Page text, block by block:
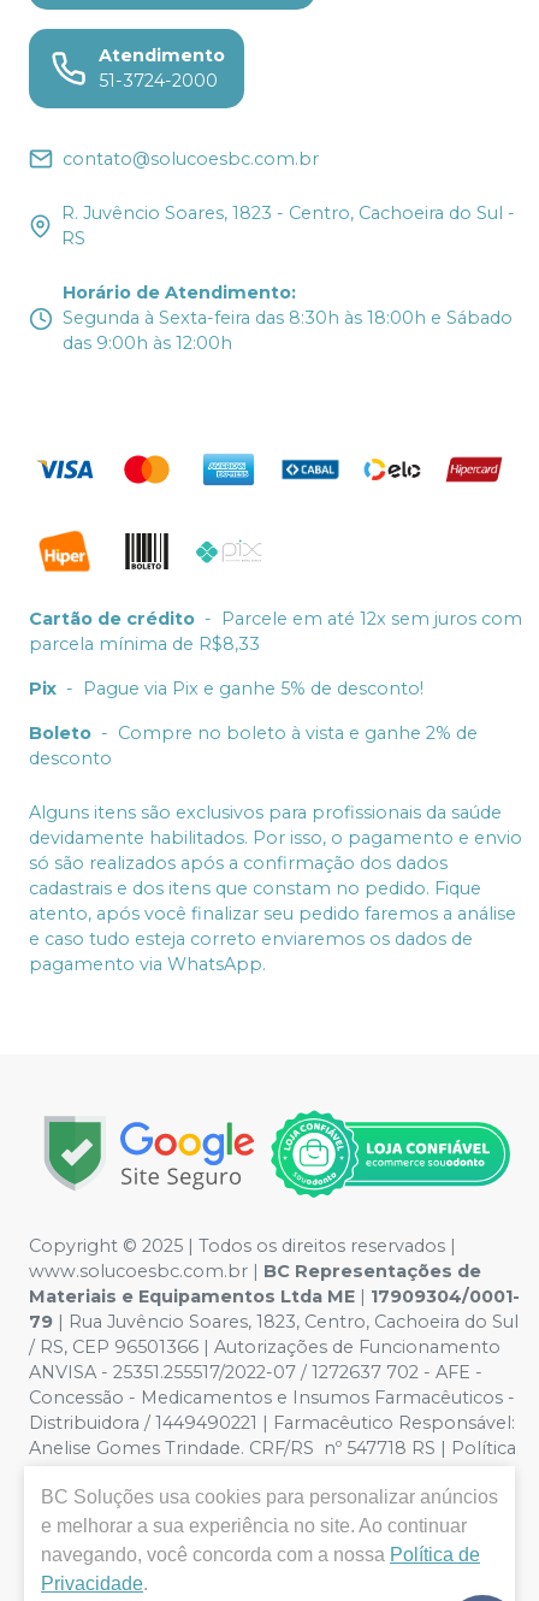
Atendimento
51-3724-2000
contato@solucoesbc.com.br
R. Juvêncio Soares, 1823 - Centro, Cachoeira do Sul -
RS
Horário de Atendimento:
Segunda à Sexta-feira das 8:30h às 18:00h e Sábado
das 9:00h às 12:00h
Cartão de crédito -
Parcele em até 12x sem juros com
parcela mínima de R$8,33
Pix - Pague via Pix e ganhe 5% de desconto!
Boleto - Compre no boleto à vista e ganhe 2% de
desconto
Alguns itens são exclusivos para profissionais da saúde
devidamente habilitados. Por isso, o pagamento e envio
só são realizados após a confirmação dos dados
cadastrais e dos itens que constam no pedido. Fique
atento, após você finalizar seu pedido faremos a análise
e caso tudo esteja correto enviaremos os dados de
pagamento via WhatsApp.
Copyright © 2025 | Todos os direitos reservados |
www.solucoesbc.com.br | BC Representações de
Materiais e Equipamentos Ltda ME | 17909304/0001-
79 | Rua Juvêncio Soares, 1823, Centro, Cachoeira do Sul
/ RS, CEP 96501366 | Autorizações de Funcionamento
ANVISA - 25351.255517/2022-07 / 1272637 702 - AFE -
Concessão - Medicamentos e Insumos Farmacêuticos -
Distribuidora / 1449490221 | Farmacêutico Responsável:
Anelise Gomes Trindade. CRF/RS nº 547718 RS | Política
ilustrativas - Os preços e condições da loja virtual estão
sujeitos a alterações. Em caso de divergência de preços
no site, o valor válido é o do Carrinho de Compra. Não
vendemos por atacado por isso nos reservamos o
BC Soluções usa cookies para personalizar anúncios
e melhorar a sua experiência no site. Ao continuar
navegando, você concorda com a nossa Política de
Privacidade.